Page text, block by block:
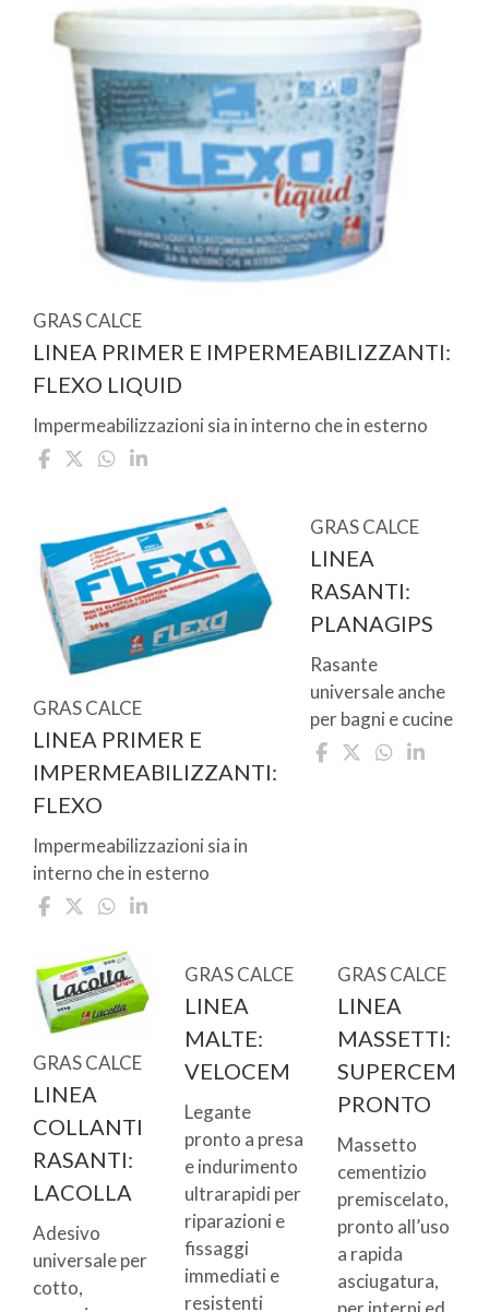
GRAS CALCE
LINEA PRIMER E IMPERMEABILIZZANTI:
FLEXO LIQUID
Impermeabilizzazioni sia in interno che in esterno
GRAS CALCE
LINEA PRIMER E
IMPERMEABILIZZANTI:
FLEXO
Impermeabilizzazioni sia in
interno che in esterno
GRAS CALCE
LINEA
RASANTI:
PLANAGIPS
Rasante
universale anche
per bagni e cucine
GRAS CALCE
LINEA
COLLANTI
RASANTI:
LACOLLA
Adesivo
universale per
cotto,
GRAS CALCE
LINEA
MALTE:
VELOCEM
Legante
pronto a presa
e indurimento
ultrarapidi per
riparazioni e
fissaggi
immediati e
resistenti
GRAS CALCE
LINEA
MASSETTI:
SUPERCEM
PRONTO
Massetto
cementizio
premiscelato,
pronto all’uso
a rapida
asciugatura,